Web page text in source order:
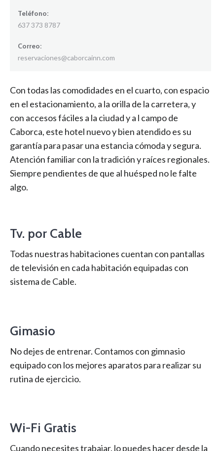
Teléfono:
637 373 8787
Correo:
reservaciones@caborcainn.com
Con todas las comodidades en el cuarto, con espacio
en el estacionamiento, a la orilla de la carretera, y
con accesos fáciles a la ciudad y a l campo de
Caborca, este hotel nuevo y bien atendido es su
garantía para pasar una estancia cómoda y segura.
Atención familiar con la tradición y raíces regionales.
Siempre pendientes de que al huésped no le falte
algo.
Tv. por Cable
Todas nuestras habitaciones cuentan con pantallas
de televisión en cada habitación equipadas con
sistema de Cable.
Gimasio
No dejes de entrenar. Contamos con gimnasio
equipado con los mejores aparatos para realizar su
rutina de ejercicio.
Wi-Fi Gratis
Cuando necesites trabajar, lo puedes hacer desde la